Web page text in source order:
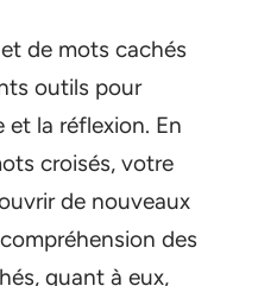
de mots cachés
outils pour
et la réflexion. En
croisés, votre
de nouveaux
des
quant à eux,